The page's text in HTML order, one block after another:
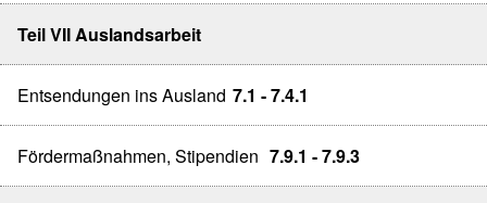
Teil VII Auslandsarbeit
Entsendungen ins Ausland 7.1 - 7.4.1
Fördermaßnahmen, Stipendien 7.9.1 - 7.9.3